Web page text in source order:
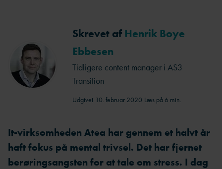
Skrevet af Henrik Boye
Ebbesen
Tidligere content manager i AS3
Transition
Udgivet 10. februar 2020 Læs på 6 min.
It-virksomheden Atea har gennem et halvt år
haft fokus på mental trivsel. Det har fjernet
berøringsangsten for at tale om stress. I dag